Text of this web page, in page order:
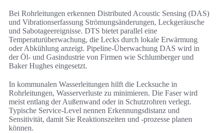
Bei Rohrleitungen erkennen Distributed Acoustic Sensing (DAS)
und Vibrationserfassung Strömungsänderungen, Leckgeräusche
und Sabotageereignisse. DTS bietet parallel eine
Temperaturüberwachung, die Lecks durch lokale Erwärmung
oder Abkühlung anzeigt. Pipeline-Überwachung DAS wird in
der Öl- und Gasindustrie von Firmen wie Schlumberger und
Baker Hughes eingesetzt.
In kommunalen Wasserleitungen hilft die Lecksuche in
Rohrleitungen, Wasserverluste zu minimieren. Die Faser wird
meist entlang der Außenwand oder in Schutzrohren verlegt.
Typische Service-Level nennen Erkennungsdistanz und
Sensitivität, damit Sie Reaktionszeiten und -prozesse planen
können.